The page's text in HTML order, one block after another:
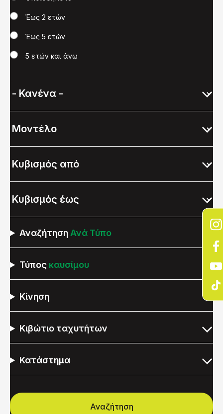
Έως 2 ετών
Έως 5 ετών
5 ετών και άνω
Αναζήτηση Ανά Τύπο
Τύπος καυσίμου
Κίνηση
Κιβώτιο ταχυτήτων
Κατάστημα